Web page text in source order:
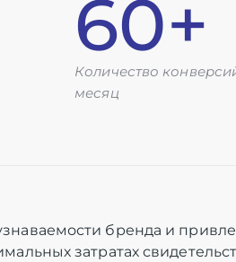
60+
Количество
месяц
бренда и
затратах